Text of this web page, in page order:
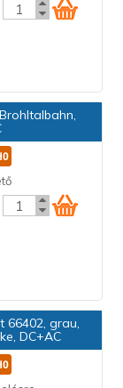
66402, grau,
DC+AC